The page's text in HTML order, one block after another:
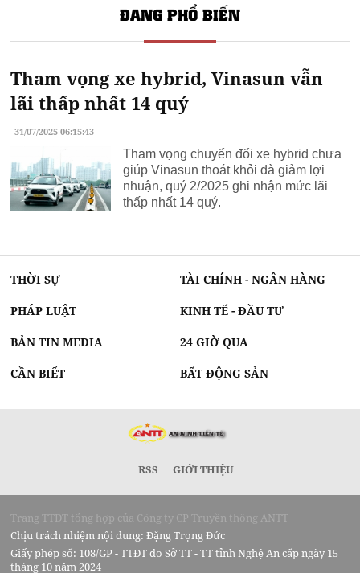
ĐANG PHỔ BIẾN
Tham vọng xe hybrid, Vinasun vẫn
lãi thấp nhất 14 quý
31/07/2025 06:15:43
Tham vọng chuyển đổi xe hybrid chưa
giúp Vinasun thoát khỏi đà giảm lợi
nhuận, quý 2/2025 ghi nhận mức lãi
thấp nhất 14 quý.
THỜI SỰ TÀI CHÍNH - NGÂN HÀNG
PHÁP LUẬT KINH TẾ - ĐẦU TƯ
BẢN TIN MEDIA 24 GIỜ QUA
CẦN BIẾT BẤT ĐỘNG SẢN
RSS GIỚI THIỆU
Trang TTĐT tổng hợp của Công ty CP Truyền thông ANTT
Chịu trách nhiệm nội dung: Đặng Trọng Đức
Giấy phép số: 108/GP - TTĐT do Sở TT - TT tỉnh Nghệ An cấp ngày 15
tháng 10 năm 2024